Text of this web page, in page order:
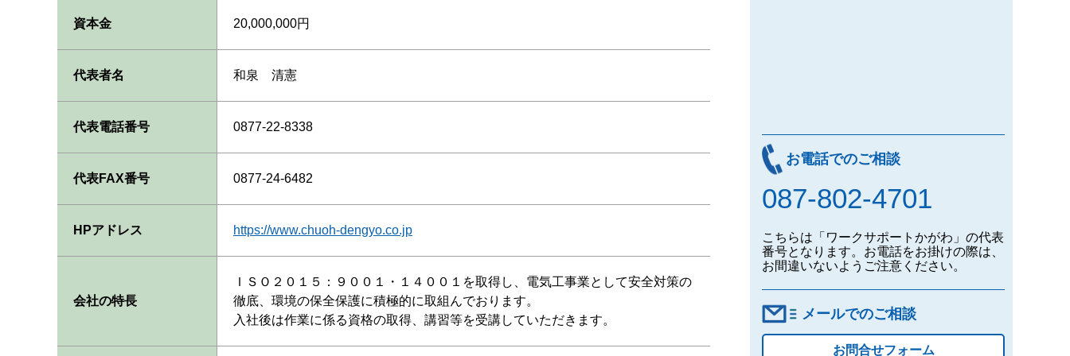
資本金 20,000,000円
代表者名 和泉 清憲
代表電話番号 0877-22-8338
代表FAX番号 0877-24-6482
HPアドレス https://www.chuoh-dengyo.co.jp
会社の特長
ＩＳＯ２０１５：９００１・１４００１を取得し、電気工事業として安全対策の
徹底、環境の保全保護に積極的に取組んでおります。
入社後は作業に係る資格の取得、講習等を受講していただきます。
お電話でのご相談
087-802-4701
こちらは「ワークサポートかがわ」の代表
番号となります。お電話をお掛けの際は、
お間違いないようご注意ください。
メールでのご相談
お問合せフォーム